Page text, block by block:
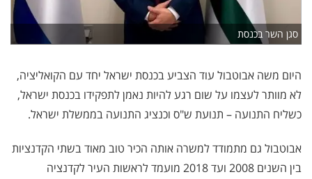
סגן השר בכנסת
היום משה אבוטבול עוד הצביע בכנסת ישראל יחד עם הקואליציה,
לא מוותר לעצמו על שום רגע להיות נאמן לתפקידו בכנסת ישראל,
כשליח התנועה – תנועת ש"ס וכנציג התנועה בממשלת ישראל.
אבוטבול גם מתמודד למשרה אותה הכיר טוב מאוד בשתי הקדנציות
בין השנים 2008 ועד 2018 מועמד לראשות העיר לקדנציה